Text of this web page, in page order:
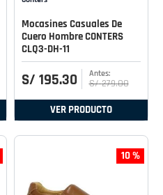
Mocasines Casuales De
Cuero Hombre CONTERS
CLQ3-DH-11
S/ 195.30 S/ 279.00
VER PRODUCTO
10 %